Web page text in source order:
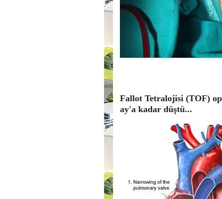
Fallot Tetralojisi (TOF)
ay'a kadar düştü...